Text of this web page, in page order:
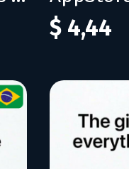
$ 4,44